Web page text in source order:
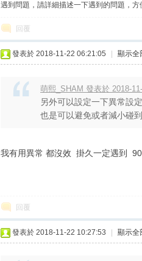
遇到問題，請詳細描述一下遇到的問題，
回覆
發表於 2018-11-22 06:21:05 顯示全
萌熙_SHAM 發表於 2018-
另外可以設定一下異常設定
也是可以避免或者減小碰
我有用異常 都沒效 掛久一定遇到
回覆
發表於 2018-11-22 10:27:53 顯示全